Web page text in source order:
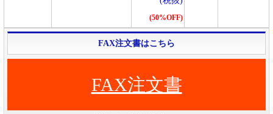
(50%OFF)
FAX注文書はこちら
FAX注文書